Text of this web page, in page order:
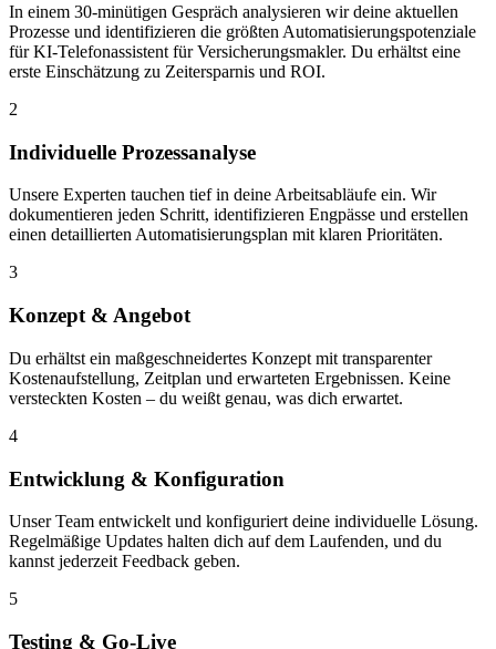
In einem 30-minütigen Gespräch analysieren wir deine aktuellen
Prozesse und identifizieren die größten Automatisierungspotenziale
für KI-Telefonassistent für Versicherungsmakler. Du erhältst eine
erste Einschätzung zu Zeitersparnis und ROI.
2
Individuelle Prozessanalyse
Unsere Experten tauchen tief in deine Arbeitsabläufe ein. Wir
dokumentieren jeden Schritt, identifizieren Engpässe und erstellen
einen detaillierten Automatisierungsplan mit klaren Prioritäten.
3
Konzept & Angebot
Du erhältst ein maßgeschneidertes Konzept mit transparenter
Kostenaufstellung, Zeitplan und erwarteten Ergebnissen. Keine
versteckten Kosten – du weißt genau, was dich erwartet.
4
Entwicklung & Konfiguration
Unser Team entwickelt und konfiguriert deine individuelle Lösung.
Regelmäßige Updates halten dich auf dem Laufenden, und du
kannst jederzeit Feedback geben.
5
Testing & Go-Live